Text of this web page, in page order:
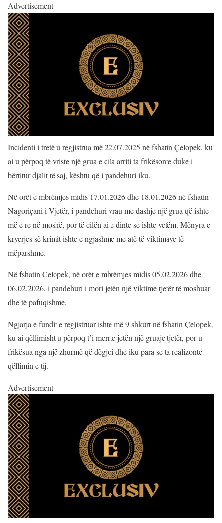
Advertisement
Incidenti i tretë u regjistrua më 22.07.2025 në fshatin Çelopek, ku
ai u përpoq të vriste një grua e cila arriti ta frikësonte duke i
bërtitur djalit të saj, kështu që i pandehuri iku.
Në orët e mbrëmjes midis 17.01.2026 dhe 18.01.2026 në fshatin
Nagoriçani i Vjetër, i pandehuri vrau me dashje një grua që ishte
më e re në moshë, por të cilën ai e dinte se ishte vetëm. Mënyra e
kryerjes së krimit ishte e ngjashme me atë të viktimave të
mëparshme.
Në fshatin Celopek, në orët e mbrëmjes midis 05.02.2026 dhe
06.02.2026, i pandehuri i mori jetën një viktime tjetër të moshuar
dhe të pafuqishme.
Ngjarja e fundit e regjistruar ishte më 9 shkurt në fshatin Çelopek,
ku ai qëllimisht u përpoq t’i merrte jetën një gruaje tjetër, por u
frikësua nga një zhurmë që dëgjoi dhe iku para se ta realizonte
qëllimin e tij.
Advertisement